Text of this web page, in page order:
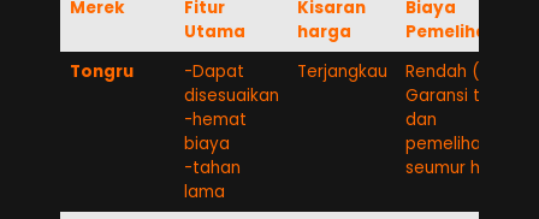
Merek
Fitur
Utama
Kisaran
harga
Biaya
Pemeliharaan
Tongru
-Dapat
disesuaikan
-hemat
biaya
-tahan
lama
Terjangkau
Rendah (1-
Garansi tahun
dan
pemeliharaan
seumur hidup)